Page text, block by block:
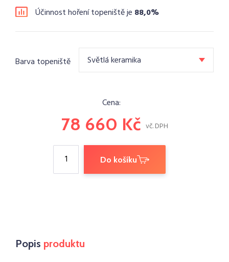
Účinnost hoření topeniště je 88,0%
Barva topeniště Světlá keramika
Cena:
78 660 Kč vč. DPH
Do košíku
Popis produktu